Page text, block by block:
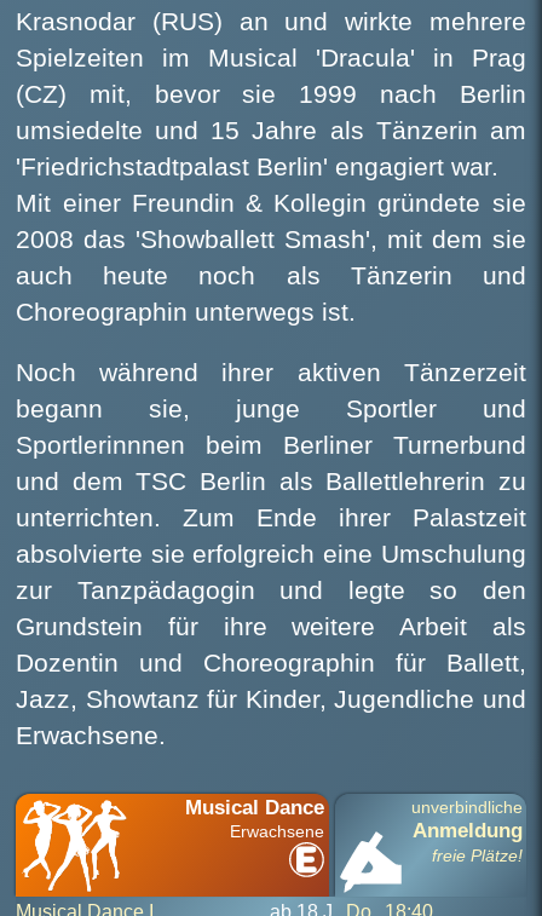
Krasnodar (RUS) an und wirkte mehrere
Spielzeiten im Musical 'Dracula' in Prag
(CZ) mit, bevor sie 1999 nach Berlin
umsiedelte und 15 Jahre als Tänzerin am
'Friedrichstadtpalast Berlin' engagiert war.
Mit einer Freundin & Kollegin gründete sie
2008 das 'Showballett Smash', mit dem sie
auch heute noch als Tänzerin und
Choreographin unterwegs ist.
Noch während ihrer aktiven Tänzerzeit
begann sie, junge Sportler und
Sportlerinnnen beim Berliner Turnerbund
und dem TSC Berlin als Ballettlehrerin zu
unterrichten. Zum Ende ihrer Palastzeit
absolvierte sie erfolgreich eine Umschulung
zur Tanzpädagogin und legte so den
Grundstein für ihre weitere Arbeit als
Dozentin und Choreographin für Ballett,
Jazz, Showtanz für Kinder, Jugendliche und
Erwachsene.
Musical Dance
Erwachsene
unverbindliche
Anmeldung
freie Plätze!
Musical Dance I ab 18 J Do 18:40